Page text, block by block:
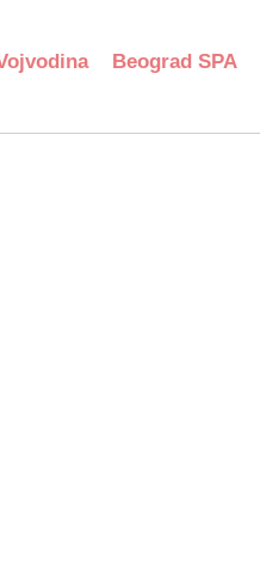
Beograd SPA